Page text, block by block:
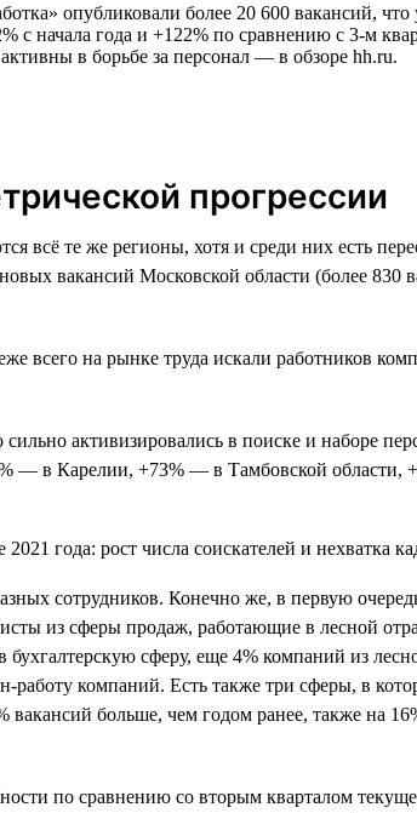
опубликовали более 20 600 вакансий, что
начала года и +122% по сравнению с 3-м
в борьбе за персонал — в обзоре hh.ru.
прогрессии
всё те же регионы, хотя и среди них есть
вакансий Московской области (более
всего на рынке труда искали работников
активизировались в поиске и наборе
— в Карелии, +73% — в Тамбовской
сотрудников. Конечно же, в первую
из сферы продаж, работающие в лесной
сферу, еще 4% компаний из
компаний. Есть также три сферы, в
больше, чем годом ранее, также на
по сравнению со вторым кварталом